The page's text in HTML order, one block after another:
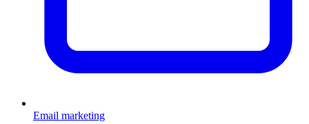
Email marketing